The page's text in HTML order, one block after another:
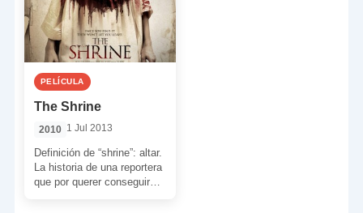
PELÍCULA
The Shrine
2010 1 Jul 2013
Definición de “shrine”: altar.
La historia de una reportera
que por querer conseguir